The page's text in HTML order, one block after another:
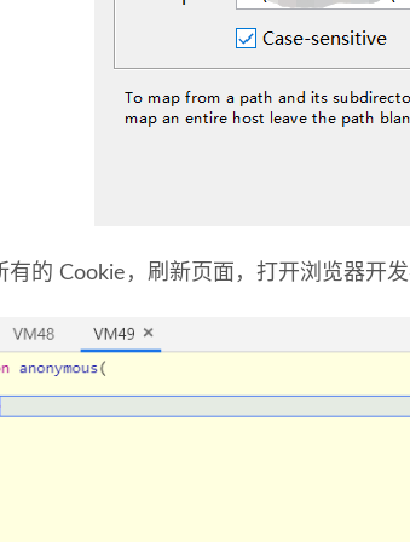
有的 Cookie，刷新页面，打开浏览器开